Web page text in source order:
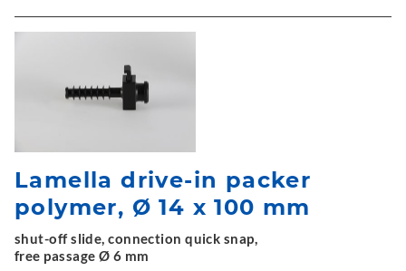
Lamella drive-in packer
polymer, Ø 14 x 100 mm
shut-off slide, connection quick snap,
free passage Ø 6 mm